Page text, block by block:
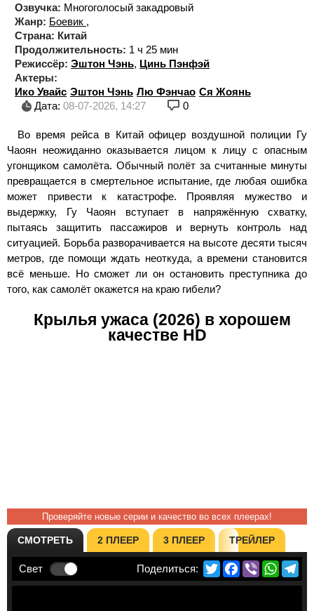
Озвучка: Многоголосый закадровый
Жанр: Боевик ,
Страна: Китай
Продолжительность: 1 ч 25 мин
Режиссёр: Эштон Чэнь, Цинь Пэнфэй
Актеры:
Ико Увайс Эштон Чэнь Лю Фэнчао Ся Жоянь
Дата: 08-07-2026, 14:27 0
Во время рейса в Китай офицер воздушной полиции Гу
Чаоян неожиданно оказывается лицом к лицу с опасным
угонщиком самолёта. Обычный полёт за считанные минуты
превращается в смертельное испытание, где любая ошибка
может привести к катастрофе. Проявляя мужество и
выдержку, Гу Чаоян вступает в напряжённую схватку,
пытаясь защитить пассажиров и вернуть контроль над
ситуацией. Борьба разворачивается на высоте десяти тысяч
метров, где помощи ждать неоткуда, а времени становится
всё меньше. Но сможет ли он остановить преступника до
того, как самолёт окажется на краю гибели?
Крылья ужаса (2026) в хорошем
качестве HD
Проверяйте новые серии и качество во всех плеерах!
СМОТРЕТЬ 2 ПЛЕЕР 3 ПЛЕЕР ТРЕЙЛЕР
Свет TwitterFacebook
Viber